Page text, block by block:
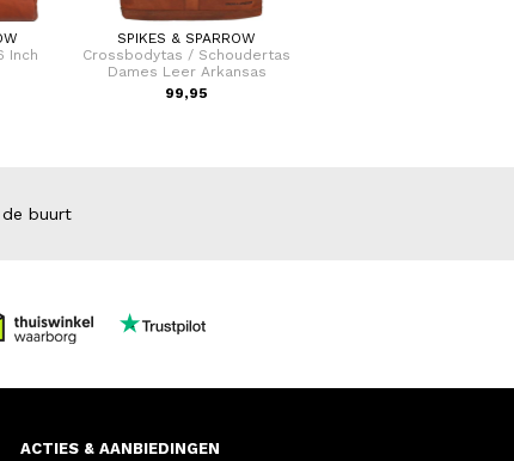
Inch
SPIKES & SPARROW
Crossbodytas / Schoudertas
Dames Leer Arkansas
99,95
de buurt
ACTIES & AANBIEDINGEN